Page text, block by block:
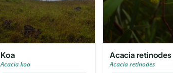
Koa
Acacia koa
Acacia retinodes
Acacia retinodes